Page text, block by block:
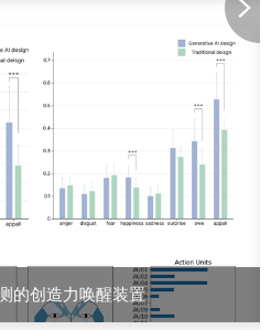
的创造力唤醒装置
公司